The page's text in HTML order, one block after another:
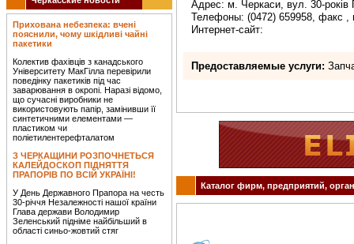
Прихована небезпека: вчені
пояснили, чому шкідливі чайні
пакетики
Колектив фахівців з канадського
Університету МакГілла перевірили
поведінку пакетиків під час
заварювання в окропі. Наразі відомо,
що сучасні виробники не
використовують папір, замінивши її
синтетичними елементами —
пластиком чи
поліетилентерефталатом
З ЧЕРКАЩИНИ РОЗПОЧНЕТЬСЯ
КАЛЕЙДОСКОП ПІДНЯТТЯ
ПРАПОРІВ ПО ВСІЙ УКРАЇНІ!
У День Державного Прапора на честь
30-річчя Незалежності нашої країни
Глава держави Володимир
Зеленський підніме найбільший в
області синьо-жовтий стяг
Адрес: м. Черкаси, вул. 30-років
Телефоны: (0472) 659958, факс ,
Интернет-сайт:
Предоставляемые услуги:
Каталог фирм, предприятий,